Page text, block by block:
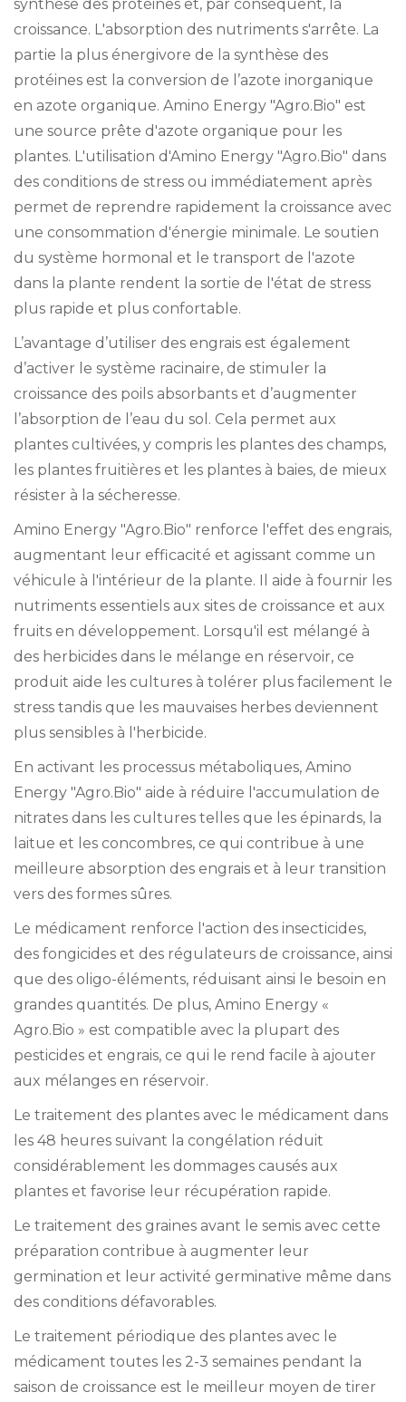
synthèse des protéines et, par conséquent, la
croissance. L'absorption des nutriments s'arrête. La
partie la plus énergivore de la synthèse des
protéines est la conversion de l’azote inorganique
en azote organique. Amino Energy "Agro.Bio" est
une source prête d'azote organique pour les
plantes. L'utilisation d'Amino Energy "Agro.Bio" dans
des conditions de stress ou immédiatement après
permet de reprendre rapidement la croissance avec
une consommation d'énergie minimale. Le soutien
du système hormonal et le transport de l'azote
dans la plante rendent la sortie de l'état de stress
plus rapide et plus confortable.
L’avantage d’utiliser des engrais est également
d’activer le système racinaire, de stimuler la
croissance des poils absorbants et d’augmenter
l’absorption de l’eau du sol. Cela permet aux
plantes cultivées, y compris les plantes des champs,
les plantes fruitières et les plantes à baies, de mieux
résister à la sécheresse.
Amino Energy "Agro.Bio" renforce l'effet des engrais,
augmentant leur efficacité et agissant comme un
véhicule à l'intérieur de la plante. Il aide à fournir les
nutriments essentiels aux sites de croissance et aux
fruits en développement. Lorsqu'il est mélangé à
des herbicides dans le mélange en réservoir, ce
produit aide les cultures à tolérer plus facilement le
stress tandis que les mauvaises herbes deviennent
plus sensibles à l'herbicide.
En activant les processus métaboliques, Amino
Energy "Agro.Bio" aide à réduire l'accumulation de
nitrates dans les cultures telles que les épinards, la
laitue et les concombres, ce qui contribue à une
meilleure absorption des engrais et à leur transition
vers des formes sûres.
Le médicament renforce l'action des insecticides,
des fongicides et des régulateurs de croissance, ainsi
que des oligo-éléments, réduisant ainsi le besoin en
grandes quantités. De plus, Amino Energy «
Agro.Bio » est compatible avec la plupart des
pesticides et engrais, ce qui le rend facile à ajouter
aux mélanges en réservoir.
Le traitement des plantes avec le médicament dans
les 48 heures suivant la congélation réduit
considérablement les dommages causés aux
plantes et favorise leur récupération rapide.
Le traitement des graines avant le semis avec cette
préparation contribue à augmenter leur
germination et leur activité germinative même dans
des conditions défavorables.
Le traitement périodique des plantes avec le
médicament toutes les 2-3 semaines pendant la
saison de croissance est le meilleur moyen de tirer